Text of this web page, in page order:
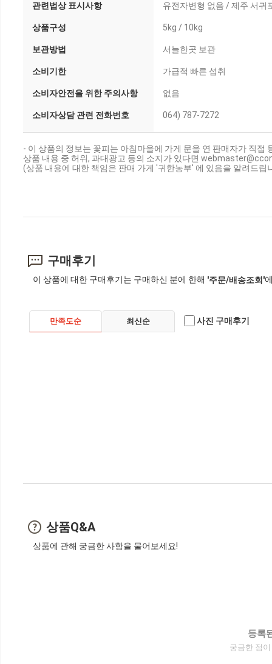
관련법상 표시사항 유전자변형 없음 / 제주 서귀
상품구성 5kg / 10kg
보관방법 서늘한곳 보관
소비기한 가급적 빠른 섭취
소비자안전을 위한 주의사항 없음
소비자상담 관련 전화번호 064) 787-7272
- 이 상품의 정보는 꽃피는 아침마을에 가게 문을 연 판매자가 직접
상품 내용 중 허위, 과대광고 등의 소지가 있다면
(상품 내용에 대한 책임은 판매 가게 '귀한농부' 에 있음을 알려드립
구매후기
이 상품에 대한 구매후기는 구매하신 분에 한해 '주문/배송조회'
만족도순 최신순 사진 구매후기
상품Q&A
상품에 관해 궁금한 사항을 물어보세요!
등록
궁금한 점